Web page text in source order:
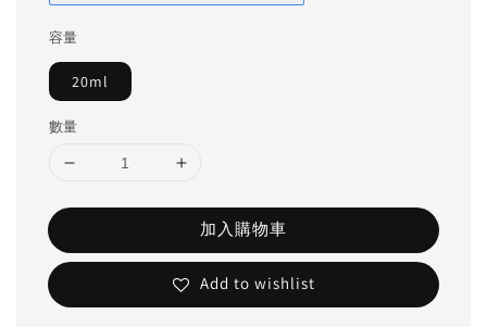
容量
20ml
數量
加入購物車
Add to wishlist